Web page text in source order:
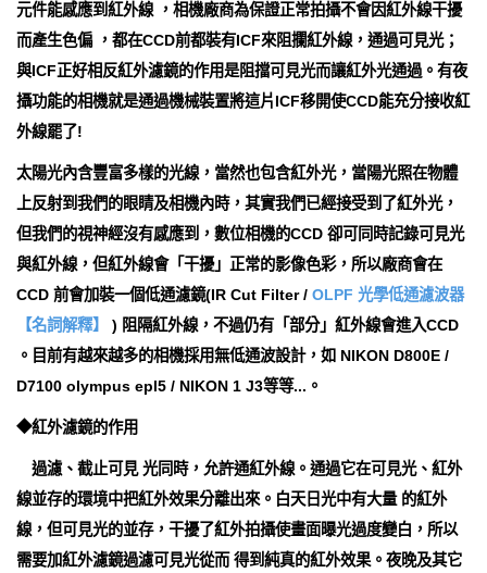
元件能感應到紅外線 ，相機廠商為保證正常拍攝不會因紅外線干擾
而產生色偏 ，都在CCD前都裝有ICF來阻攔紅外線，通過可見光；
與ICF正好相反紅外濾鏡的作用是阻擋可見光而讓紅外光通過。有夜
攝功能的相機就是通過機械裝置將這片ICF移開使CCD能充分接收紅
外線罷了!
太陽光內含豐富多樣的光線，當然也包含紅外光，當陽光照在物體
上反射到我們的眼睛及相機內時，其實我們已經接受到了紅外光，
但我們的視神經沒有感應到，數位相機的CCD 卻可同時記錄可見光
與紅外線，但紅外線會「干擾」正常的影像色彩，所以廠商會在
CCD 前會加裝一個低通濾鏡(IR Cut Filter / OLPF 光學低通濾波器
【名詞解釋】
) 阻隔紅外線，不過仍有「部分」紅外線會進入CCD
。目前有越來越多的相機採用無低通波設計，如 NIKON D800E /
D7100 olympus epl5 / NIKON 1 J3等等...。
◆紅外濾鏡的作用
過濾、截止可見 光同時，允許通紅外線。通過它在可見光、紅外
線並存的環境中把紅外效果分離出來。白天日光中有大量 的紅外
線，但可見光的並存，干擾了紅外拍攝使畫面曝光過度變白，所以
需要加紅外濾鏡過濾可見光從而 得到純真的紅外效果。夜晚及其它